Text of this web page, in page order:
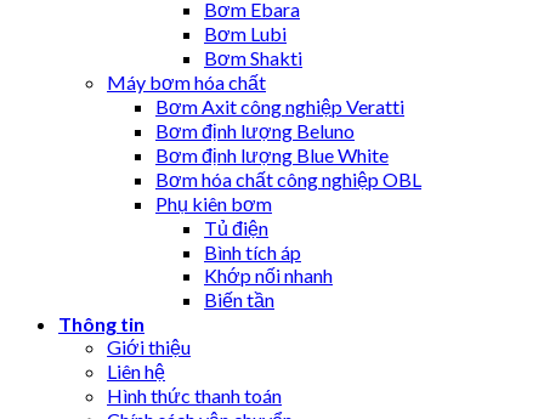
Bơm Ebara
Bơm Lubi
Bơm Shakti
Máy bơm hóa chất
Bơm Axit công nghiệp Veratti
Bơm định lượng Beluno
Bơm định lượng Blue White
Bơm hóa chất công nghiệp OBL
Phụ kiên bơm
Tủ điện
Bình tích áp
Khớp nối nhanh
Biến tần
Thông tin
Giới thiệu
Liên hệ
Hình thức thanh toán